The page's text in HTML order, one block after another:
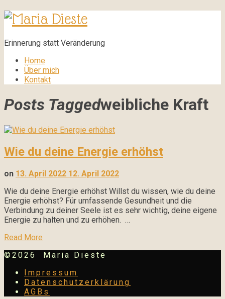
Maria
Erinnerung statt Veränderung
Home
Über mich
Kontakt
Posts Taggedweibliche Kraft
Wie du deine Energie erhöhst
on 13. April 2022 12. April 2022
Wie du deine Energie erhöhst Willst du wissen, wie du deine
Energie erhöhst? Für umfassende Gesundheit und die
Verbindung zu deiner Seele ist es sehr wichtig, deine eigene
Energie zu halten und zu erhöhen. …
Read More
©2026 Maria Dieste
Impressum
Datenschutzerklärung
AGBs